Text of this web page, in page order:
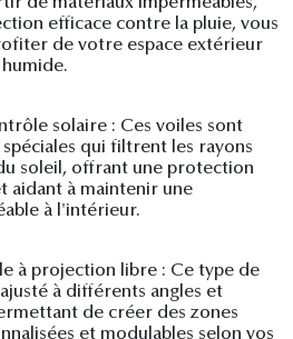
de matériaux imperméables,
efficace contre la pluie, vous
de votre espace extérieur
solaire : Ces voiles sont
qui filtrent les rayons
soleil, offrant une protection
aidant à maintenir une
à l'intérieur.
à projection libre : Ce type de
à différents angles et
de créer des zones
et modulables selon vos